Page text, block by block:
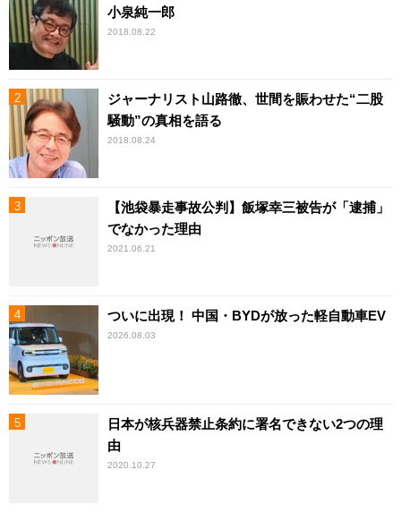
小泉純一郎
2018.08.22
ジャーナリスト山路徹、世間を賑わせた“二股
騒動”の真相を語る
2018.08.24
【池袋暴走事故公判】飯塚幸三被告が「逮捕」
でなかった理由
2021.06.21
ついに出現！ 中国・BYDが放った軽自動車EV
2026.08.03
日本が核兵器禁止条約に署名できない2つの理
由
2020.10.27